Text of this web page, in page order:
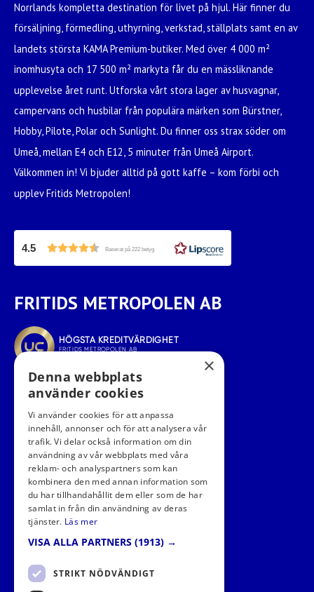
Norrlands kompletta destination för livet på hjul. Här finner du
försäljning, förmedling, uthyrning, verkstad, ställplats samt en av
landets största KAMA Premium-butiker. Med över 4 000 m²
inomhusyta och 17 500 m² markyta får du en mässliknande
upplevelse året runt. Utforska vårt stora lager av husvagnar,
campervans och husbilar från populära märken som Bürstner,
Hobby, Pilote, Polar och Sunlight. Du finner oss strax söder om
Umeå, mellan E4 och E12, 5 minuter från Umeå Airport.
Välkommen in! Vi bjuder alltid på gott kaffe – kom förbi och
upplev Fritids Metropolen!
4.5 Baserat på 222 betyg
FRITIDS METROPOLEN AB
FÖLJ OSS I SOCIALA MEDIER
×
Denna webbplats
använder cookies
Vi använder cookies för att anpassa
innehåll, annonser och för att analysera vår
trafik. Vi delar också information om din
användning av vår webbplats med våra
reklam- och analyspartners som kan
kombinera den med annan information som
du har tillhandahållit dem eller som de har
samlat in från din användning av deras
tjänster. Läs mer
VISA ALLA PARTNERS (1913) →
STRIKT NÖDVÄNDIGT